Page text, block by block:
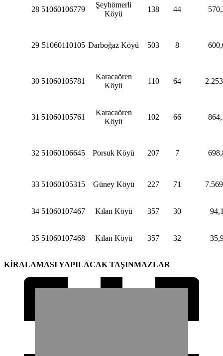
28 51060106779
Şeyhömerli
Köyü
138 44
29 51060110105 Darboğaz Köyü 503 8
30 51060105781
Karacaören
Köyü
110 64
31 51060105761
Karacaören
Köyü
102 66
32 51060106645 Porsuk Köyü 207 7
33 51060105315 Güney Köyü 227 71
34 51060107467 Kılan Köyü 357 30
35 51060107468 Kılan Köyü 357 32
KİRALAMASI YAPILACAK TAŞINMAZLAR